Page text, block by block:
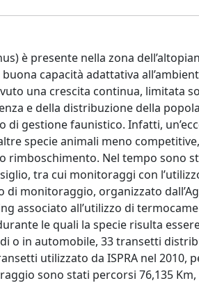
è presente nella zona
capacità adattativa
una crescita continua, limitata
e della distribuzione della
gestione faunistico. Infatti,
specie animali meno
rimboschimento. Nel tempo sono
tra cui monitoraggi con
monitoraggio, organizzato
associato all’utilizzo di
le quali la specie risulta
o in automobile, 33 transetti
utilizzato da ISPRA nel
sono stati percorsi 76,135